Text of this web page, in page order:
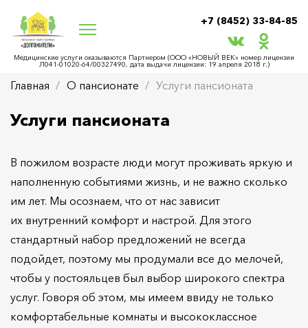
+7 (8452) 33-84-85
Медицинские услуги оказываются Партнером (ООО «НОВЫЙ ВЕК» номер лицензии
Л041-01020-64/00327490, дата выдачи лицензии: 19 апреля 2018 г.)
Главная О пансионате Услуги пансионата
Услуги пансионата
В пожилом возрасте люди могут проживать яркую и
наполненную событиями жизнь, и не важно сколько
им лет. Мы осознаем, что от нас зависит
их внутренний комфорт и настрой. Для этого
стандартный набор предложений не всегда
подойдет, поэтому мы продумали все до мелочей,
чтобы у постояльцев был выбор широкого спектра
услуг. Говоря об этом, мы имеем ввиду не только
комфортабельные комнаты и высококлассное